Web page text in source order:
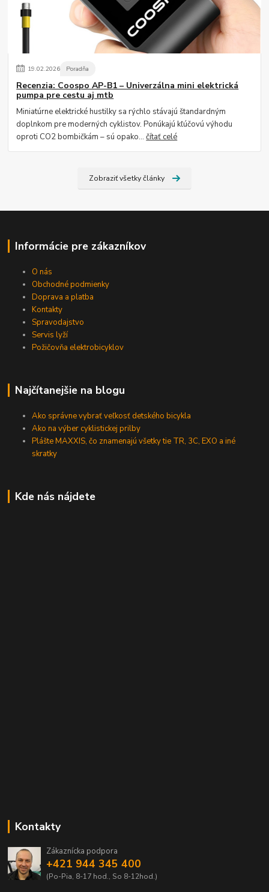
19.02.2026 Poradňa
Recenzia: Coospo AP-B1 – Univerzálna mini elektrická
pumpa pre cestu aj mtb
Miniatúrne elektrické hustilky sa rýchlo stávajú štandardným
doplnkom pre moderných cyklistov. Ponúkajú kľúčovú výhodu
oproti CO2 bombičkám – sú opako...čítať celé
Zobraziť všetky články
Informácie pre zákazníkov
O nás
Obchodné podmienky
Doprava a platba
Kontakty
Spravodajstvo
Servis lyží
Požičovňa elektrobicyklov
Najčítanejšie na blogu
Ako správne vybrať veľkosť detského bicykla
Ako na výber cyklistickej prilby
Plášte MAXXIS, čo znamenajú všetky tie TR, 3C, EXO a iné
skratky
Kde nás nájdete
Kontakty
Zákaznícka podpora
+421 944 345 400
(Po-Pia, 8-17 hod., So 8-12hod.)